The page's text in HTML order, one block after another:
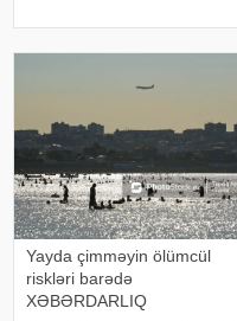
olunan bu meyvə, əslində, zəngi
Yayda çimməyin ölümcül
riskləri barədə
XƏBƏRDARLIQ